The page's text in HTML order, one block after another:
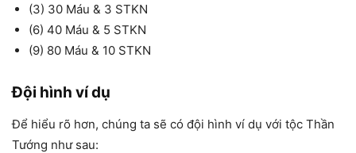
(3) 30 Máu & 3 STKN
(6) 40 Máu & 5 STKN
(9) 80 Máu & 10 STKN
Đội hình ví dụ
Để hiểu rõ hơn, chúng ta sẽ có đội hình ví dụ với tộc Thần
Tướng như sau: